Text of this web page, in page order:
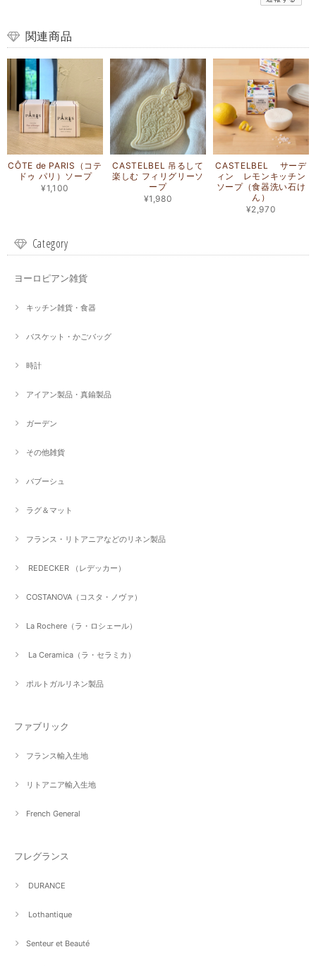
関連商品
CÔTE de PARIS（コテ
ドゥ パリ）ソープ
¥1,100
CASTELBEL 吊るして
楽しむ フィリグリーソ
ープ
¥1,980
CASTELBEL サーデ
ィン レモンキッチン
ソープ（食器洗い石け
ん）
¥2,970
Category
ヨーロピアン雑貨
キッチン雑貨・食器
バスケット・かごバッグ
時計
アイアン製品・真鍮製品
ガーデン
その他雑貨
バブーシュ
ラグ＆マット
フランス・リトアニアなどのリネン製品
REDECKER （レデッカー）
COSTANOVA（コスタ・ノヴァ）
La Rochere（ラ・ロシェール）
La Ceramica（ラ・セラミカ）
ポルトガルリネン製品
ファブリック
フランス輸入生地
リトアニア輸入生地
French General
フレグランス
DURANCE
Lothantique
Senteur et Beauté